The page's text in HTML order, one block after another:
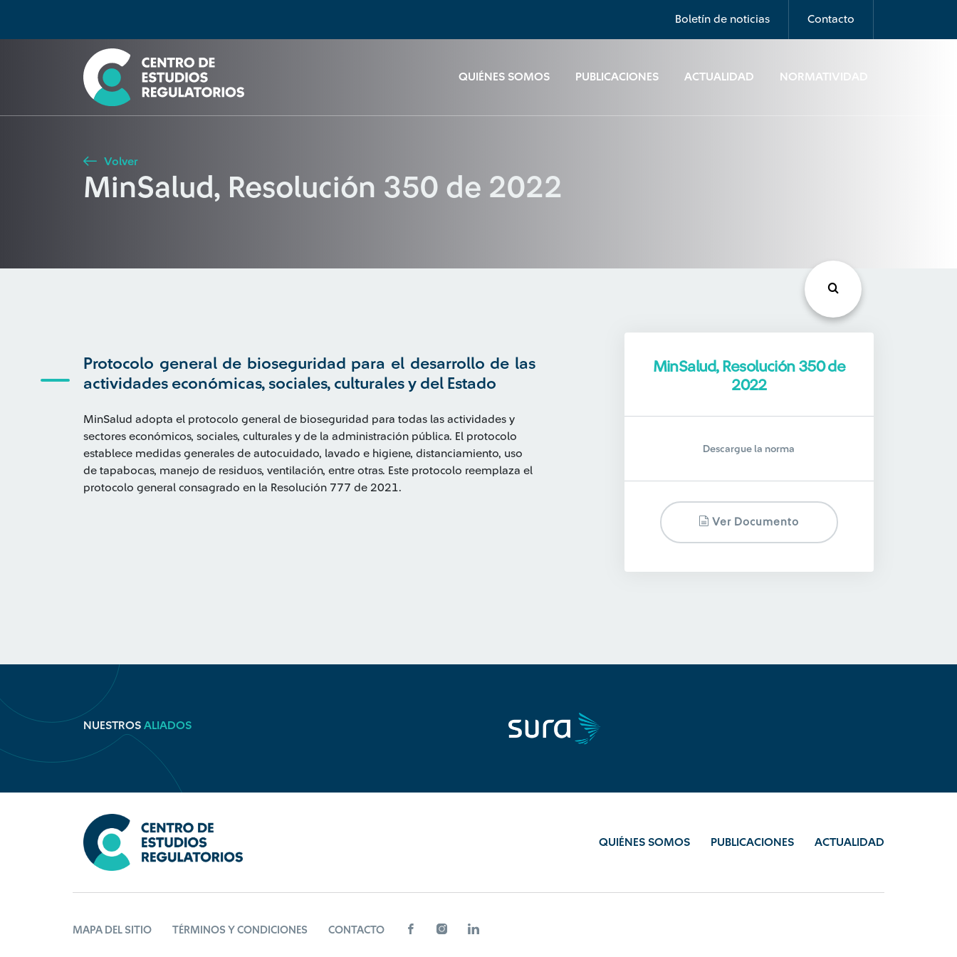
Boletín de noticias Contacto
QUIÉNES SOMOS PUBLICACIONES ACTUALIDAD NORMATIVIDAD
Seleccione país
Buscar
Volver
MinSalud, Resolución 350 de 2022
Protocolo general de bioseguridad para el desarrollo de las
actividades económicas, sociales, culturales y del Estado
MinSalud adopta el protocolo general de bioseguridad para todas las actividades y
sectores económicos, sociales, culturales y de la administración pública. El protocolo
establece medidas generales de autocuidado, lavado e higiene, distanciamiento, uso
de tapabocas, manejo de residuos, ventilación, entre otras. Este protocolo reemplaza el
protocolo general consagrado en la Resolución 777 de 2021.
MinSalud, Resolución 350 de
2022
Descargue la norma
Ver Documento
NUESTROS ALIADOS
QUIÉNES SOMOS PUBLICACIONES ACTUALIDAD
MAPA DEL SITIO TÉRMINOS Y CONDICIONES CONTACTO